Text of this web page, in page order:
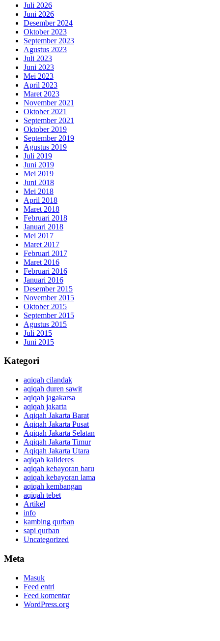
Juli 2026
Juni 2026
Desember 2024
Oktober 2023
September 2023
Agustus 2023
Juli 2023
Juni 2023
Mei 2023
April 2023
Maret 2023
November 2021
Oktober 2021
September 2021
Oktober 2019
September 2019
Agustus 2019
Juli 2019
Juni 2019
Mei 2019
Juni 2018
Mei 2018
April 2018
Maret 2018
Februari 2018
Januari 2018
Mei 2017
Maret 2017
Februari 2017
Maret 2016
Februari 2016
Januari 2016
Desember 2015
November 2015
Oktober 2015
September 2015
Agustus 2015
Juli 2015
Juni 2015
Kategori
aqiqah cilandak
aqiqah duren sawit
aqiqah jagakarsa
aqiqah jakarta
Aqiqah Jakarta Barat
Aqiqah Jakarta Pusat
Aqiqah Jakarta Selatan
Aqiqah Jakarta Timur
Aqiqah Jakarta Utara
aqiqah kalideres
aqiqah kebayoran baru
aqiqah kebayoran lama
aqiqah kembangan
aqiqah tebet
Artikel
info
kambing qurban
sapi qurban
Uncategorized
Meta
Masuk
Feed entri
Feed komentar
WordPress.org